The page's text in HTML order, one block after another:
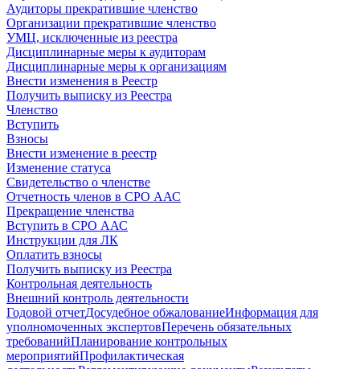
Аудиторы прекратившие членство
Организации прекратившие членство
УМЦ, исключенные из реестра
Дисциплинарные меры к аудиторам
Дисциплинарные меры к организациям
Внести изменения в Реестр
Получить выписку из Реестра
Членство
Вступить
Взносы
Внести изменение в реестр
Изменение статуса
Свидетельство о членстве
Отчетность членов в СРО ААС
Прекращение членства
Вступить в СРО ААС
Инструкции для ЛК
Оплатить взносы
Получить выписку из Реестра
Контрольная деятельность
Внешний контроль деятельности
Годовой отчетДосудебное обжалованиеИнформация для
уполномоченных экспертовПеречень обязательных
требованийПланирование контрольных
мероприятийПрофилактическая